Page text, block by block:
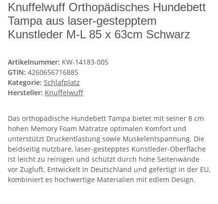
Knuffelwuff Orthopädisches Hundebett
Tampa aus laser-gestepptem
Kunstleder M-L 85 x 63cm Schwarz
Artikelnummer: KW-14183-005
GTIN: 4260656716885
Kategorie: Schlafplatz
Hersteller: Knuffelwuff
Das orthopädische Hundebett Tampa bietet mit seiner 8 cm
hohen Memory Foam Matratze optimalen Komfort und
unterstützt Druckentlastung sowie Muskelentspannung. Die
beidseitig nutzbare, laser-gestepptes Kunstleder-Oberfläche
ist leicht zu reinigen und schützt durch hohe Seitenwände
vor Zugluft. Entwickelt in Deutschland und gefertigt in der EU,
kombiniert es hochwertige Materialien mit edlem Design.